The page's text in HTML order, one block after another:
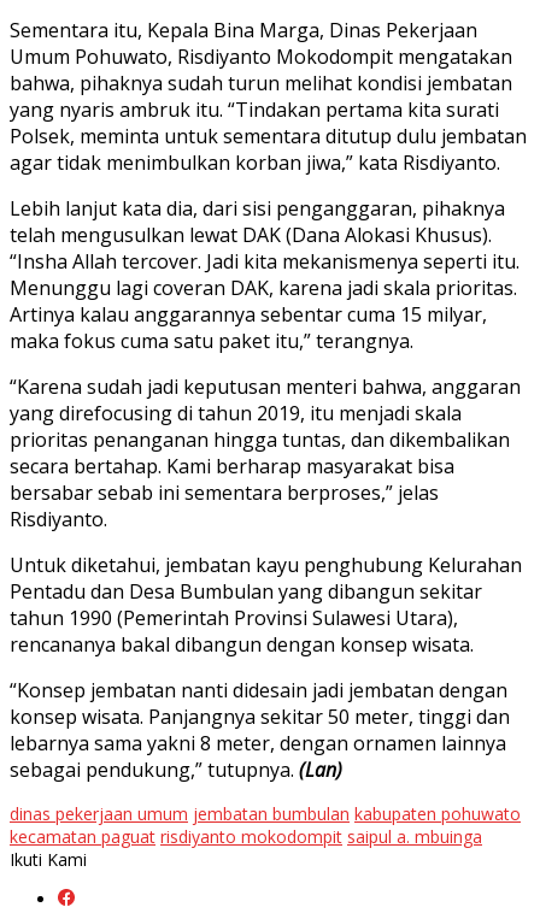
Sementara itu, Kepala Bina Marga, Dinas Pekerjaan
Umum Pohuwato, Risdiyanto Mokodompit mengatakan
bahwa, pihaknya sudah turun melihat kondisi jembatan
yang nyaris ambruk itu. “Tindakan pertama kita surati
Polsek, meminta untuk sementara ditutup dulu jembatan
agar tidak menimbulkan korban jiwa,” kata Risdiyanto.
Lebih lanjut kata dia, dari sisi penganggaran, pihaknya
telah mengusulkan lewat DAK (Dana Alokasi Khusus).
“Insha Allah tercover. Jadi kita mekanismenya seperti itu.
Menunggu lagi coveran DAK, karena jadi skala prioritas.
Artinya kalau anggarannya sebentar cuma 15 milyar,
maka fokus cuma satu paket itu,” terangnya.
“Karena sudah jadi keputusan menteri bahwa, anggaran
yang direfocusing di tahun 2019, itu menjadi skala
prioritas penanganan hingga tuntas, dan dikembalikan
secara bertahap. Kami berharap masyarakat bisa
bersabar sebab ini sementara berproses,” jelas
Risdiyanto.
Untuk diketahui, jembatan kayu penghubung Kelurahan
Pentadu dan Desa Bumbulan yang dibangun sekitar
tahun 1990 (Pemerintah Provinsi Sulawesi Utara),
rencananya bakal dibangun dengan konsep wisata.
“Konsep jembatan nanti didesain jadi jembatan dengan
konsep wisata. Panjangnya sekitar 50 meter, tinggi dan
lebarnya sama yakni 8 meter, dengan ornamen lainnya
sebagai pendukung,” tutupnya. (Lan)
dinas pekerjaan umum jembatan bumbulan kabupaten pohuwato
kecamatan paguat risdiyanto mokodompit saipul a. mbuinga
Ikuti Kami